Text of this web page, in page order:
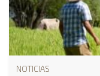
NOTICIAS